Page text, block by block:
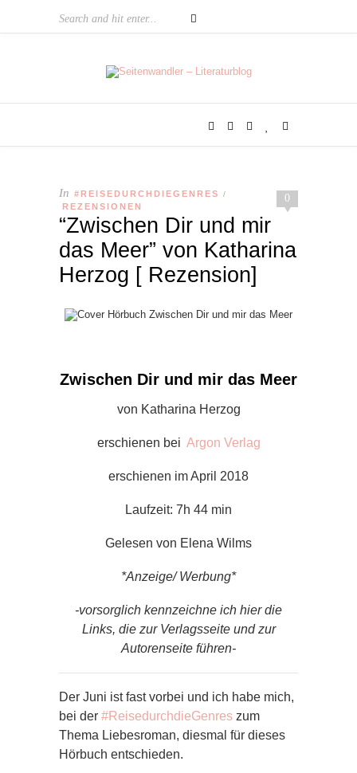
0
In #REISEDURCHDIEGENRES /
REZENSIONEN
“Zwischen Dir und mir
das Meer” von Katharina
Herzog [ Rezension]
Zwischen Dir und mir das Meer
von Katharina Herzog
erschienen bei Argon Verlag
erschienen im April 2018
Laufzeit: 7h 44 min
Gelesen von Elena Wilms
*Anzeige/ Werbung*
-vorsorglich kennzeichne ich hier die
Links, die zur Verlagsseite und zur
Autorenseite führen-
Der Juni ist fast vorbei und ich habe mich,
bei der #ReisedurchdieGenres zum
Thema Liebesroman, diesmal für dieses
Hörbuch entschieden.